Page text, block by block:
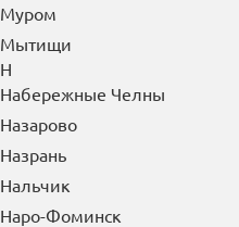
Муром
Мытищи
Н
Набережные Челны
Назарово
Назрань
Нальчик
Наро-Фоминск